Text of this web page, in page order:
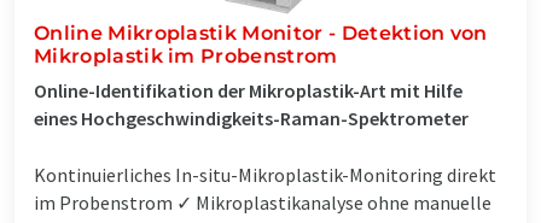
Online Mikroplastik Monitor - Detektion von
Mikroplastik im Probenstrom
Online-Identifikation der Mikroplastik-Art mit Hilfe
eines Hochgeschwindigkeits-Raman-Spektrometer
Kontinuierliches In-situ-Mikroplastik-Monitoring direkt
im Probenstrom ✓ Mikroplastikanalyse ohne manuelle